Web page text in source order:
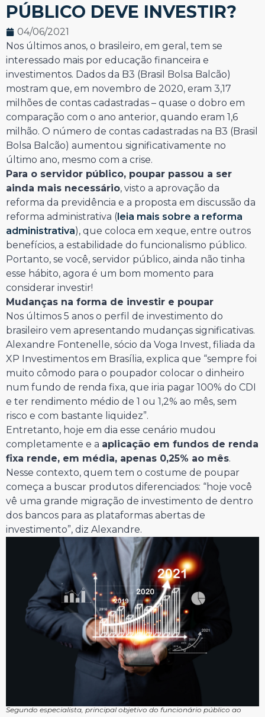
PÚBLICO DEVE INVESTIR?
04/06/2021
Nos últimos anos, o brasileiro, em geral, tem se
interessado mais por educação financeira e
investimentos. Dados da B3 (Brasil Bolsa Balcão)
mostram que, em novembro de 2020, eram 3,17
milhões de contas cadastradas – quase o dobro em
comparação com o ano anterior, quando eram 1,6
milhão. O número de contas cadastradas na B3 (Brasil
Bolsa Balcão) aumentou significativamente no
último ano, mesmo com a crise.
Para o servidor público, poupar passou a ser
ainda mais necessário, visto a aprovação da
reforma da previdência e a proposta em discussão da
reforma administrativa (leia mais sobre a reforma
administrativa), que coloca em xeque, entre outros
benefícios, a estabilidade do funcionalismo público.
Portanto, se você, servidor público, ainda não tinha
esse hábito, agora é um bom momento para
considerar investir!
Mudanças na forma de investir e poupar
Nos últimos 5 anos o perfil de investimento do
brasileiro vem apresentando mudanças significativas.
Alexandre Fontenelle, sócio da Voga Invest, filiada da
XP Investimentos em Brasília, explica que “sempre foi
muito cômodo para o poupador colocar o dinheiro
num fundo de renda fixa, que iria pagar 100% do CDI
e ter rendimento médio de 1 ou 1,2% ao mês, sem
risco e com bastante liquidez”.
Entretanto, hoje em dia esse cenário mudou
completamente e a aplicação em fundos de renda
fixa rende, em média, apenas 0,25% ao mês.
Nesse contexto, quem tem o costume de poupar
começa a buscar produtos diferenciados: “hoje você
vê uma grande migração de investimento de dentro
dos bancos para as plataformas abertas de
investimento”, diz Alexandre.
Segundo especialista, principal objetivo do funcionário público ao